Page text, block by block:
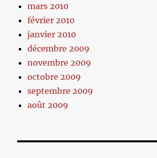
mars 2010
février 2010
janvier 2010
décembre 2009
novembre 2009
octobre 2009
septembre 2009
août 2009